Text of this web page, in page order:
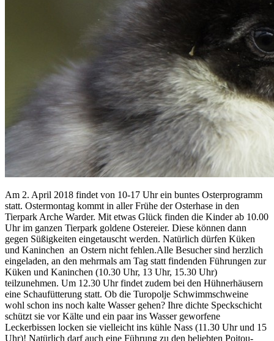
Am 2. April 2018 findet von 10-17 Uhr ein buntes Osterprogramm
statt. Ostermontag kommt in aller Frühe der Osterhase in den
Tierpark Arche Warder. Mit etwas Glück finden die Kinder ab 10.00
Uhr im ganzen Tierpark goldene Ostereier. Diese können dann
gegen Süßigkeiten eingetauscht werden. Natürlich dürfen Küken
und Kaninchen an Ostern nicht fehlen.Alle Besucher sind herzlich
eingeladen, an den mehrmals am Tag statt findenden Führungen zur
Küken und Kaninchen (10.30 Uhr, 13 Uhr, 15.30 Uhr)
teilzunehmen. Um 12.30 Uhr findet zudem bei den Hühnerhäusern
eine Schaufütterung statt. Ob die Turopolje Schwimmschweine
wohl schon ins noch kalte Wasser gehen? Ihre dichte Speckschicht
schützt sie vor Kälte und ein paar ins Wasser geworfene
Leckerbissen locken sie vielleicht ins kühle Nass (11.30 Uhr und 15
Uhr)! Natürlich darf auch eine Führung zu den beliebten Poitou-